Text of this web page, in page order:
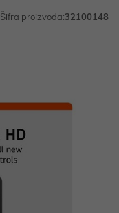
Šifra proizvoda:32100148